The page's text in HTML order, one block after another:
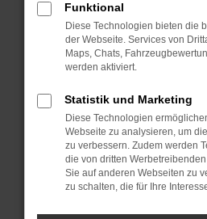
Fenster?
Starte dein Gerät neu.
Das kann manchmal
Probleme zu beheben.
Stelle sicher, dass dein
Betriebssystem auf
sind.
Veraltete Software birgt
Sicherheitsrisiko, sondern
führen, dass bestimmte
Funktional
Diese Technologien bieten die
der Webseite. Services von
Maps, Chats,
werden aktiviert.
Statistik und Marketing
Diese Technologien
Webseite zu analysieren, um
zu verbessern. Zudem werden
die von dritten
Sie auf anderen Webseiten zu
zu schalten, die für Ihre